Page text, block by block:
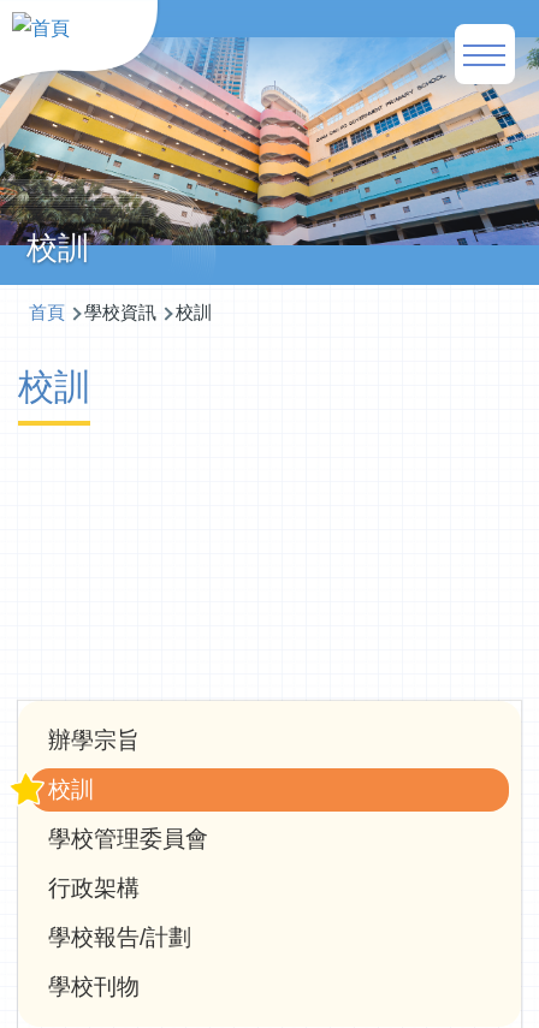
移至主內容
Main
校訓
導
連
首頁 學校資訊 校訓
校訓
Main
navigation
辦學宗旨
校訓
學校管理委員會
行政架構
學校報告/計劃
學校刊物